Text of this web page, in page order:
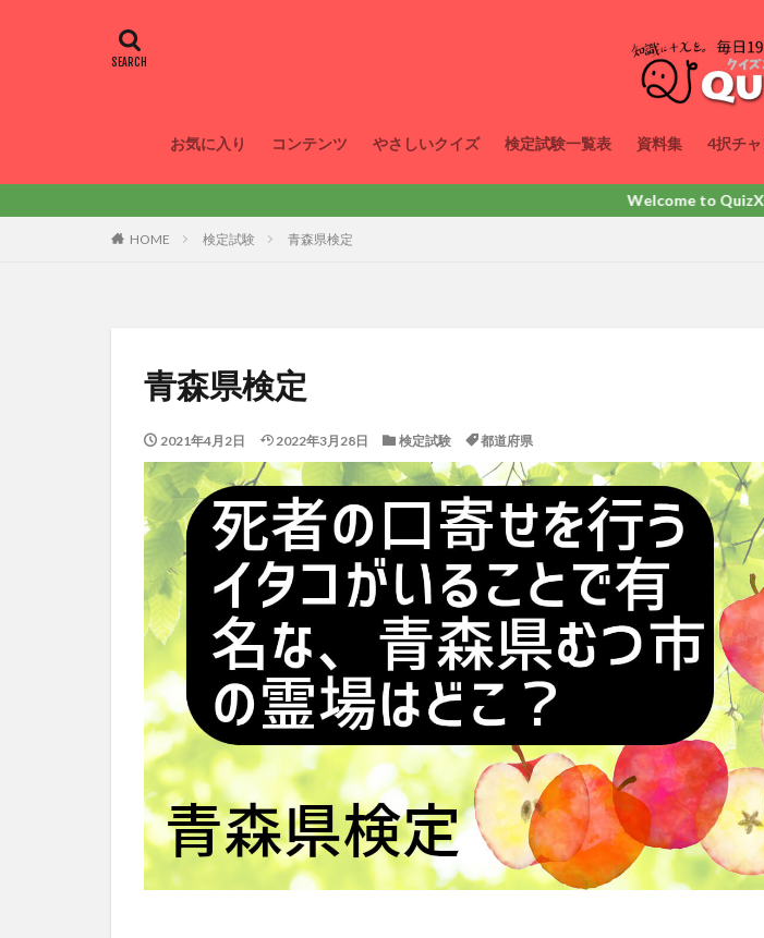
お気に入り コンテンツ やさしいクイズ 検定試験一覧表 資料集 4択チ
Welcome to QuizX！毎日19時投稿で
HOME 検定試験 青森県検定
青森県検定
2021年4月2日 2022年3月28日 検定試験 都道府県